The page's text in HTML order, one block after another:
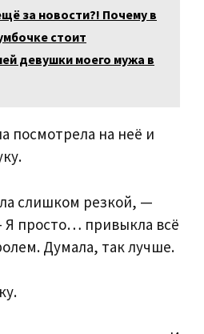
за новости?! Почему в
стоит
девушки моего мужа в
посмотрела на неё и
слишком резкой, —
Я просто… привыкла всё
Думала, так лучше.